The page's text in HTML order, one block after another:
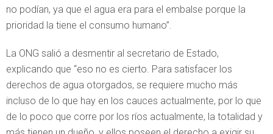
no podían, ya que el agua era para el embalse porque la
prioridad la tiene el consumo humano”.
La ONG salió a desmentir al secretario de Estado,
explicando que “eso no es cierto. Para satisfacer los
derechos de agua otorgados, se requiere mucho más
incluso de lo que hay en los cauces actualmente, por lo que
de lo poco que corre por los ríos actualmente, la totalidad y